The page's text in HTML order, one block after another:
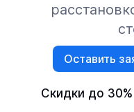
Оставить
Скидки до 30%